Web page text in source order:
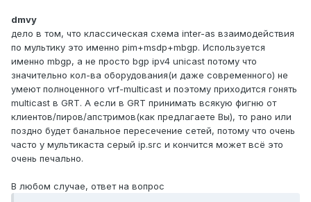
dmvy
дело в том, что классическая схема inter-as взаимодействия
по мультику это именно pim+msdp+mbgp. Используется
именно mbgp, а не просто bgp ipv4 unicast потому что
значительно кол-ва оборудования(и даже современного) не
умеют полноценного vrf-multicast и поэтому приходится гонять
multicast в GRT. А если в GRT принимать всякую фигню от
клиентов/пиров/апстримов(как предлагаете Вы), то рано или
поздно будет банальное пересечение сетей, потому что очень
часто у мультикаста серый ip.src и кончится может всё это
очень печально.
В любом случае, ответ на вопрос